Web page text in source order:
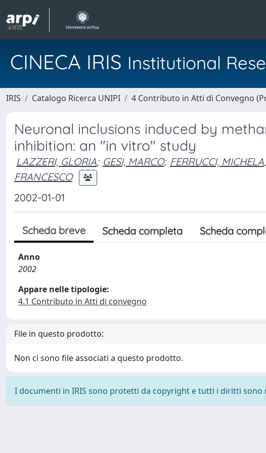
CINECA IRIS Institutional
IRIS Catalogo Ricerca UNIPI 4 Contributo in Atti di Convegno
Neuronal inclusions induced by
inhibition: an "in vitro" study
LAZZERI, GLORIA; GESI, MARCO; FERRUCCI, MICHELA;
FRANCESCO
2002-01-01
Scheda breve Scheda completa Scheda
Anno
2002
Appare nelle tipologie:
4.1 Contributo in Atti di convegno
File in questo prodotto:
Non ci sono file associati a questo prodotto.
I documenti in IRIS sono protetti da copyright e tutti i diritti sono